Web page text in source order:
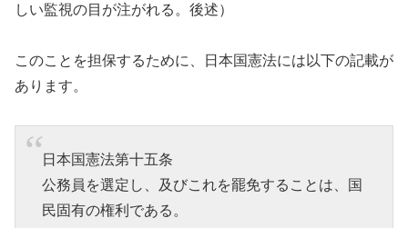
しい監視の目が注がれる。後述）
このことを担保するために、日本国憲法には以下の記載が
あります。
日本国憲法第十五条
公務員を選定し、及びこれを罷免することは、国
民固有の権利である。